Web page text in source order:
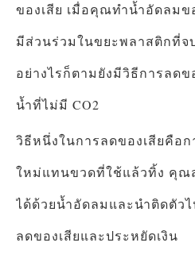
ของเสีย เมื่อคุณทำน้ำอัดลม
มีส่วนร่วมในขยะพลาสติกที่จ
อย่างไรก็ตามยังมีวิธีการลดข
น้ำที่ไม่มี CO2
วิธีหนึ่งในการลดของเสียคือ
ใหม่แทนขวดที่ใช้แล้วทิ้ง คุณ
ได้ด้วยน้ำอัดลมและนำติดตัว
ลดของเสียและประหยัดเงิน